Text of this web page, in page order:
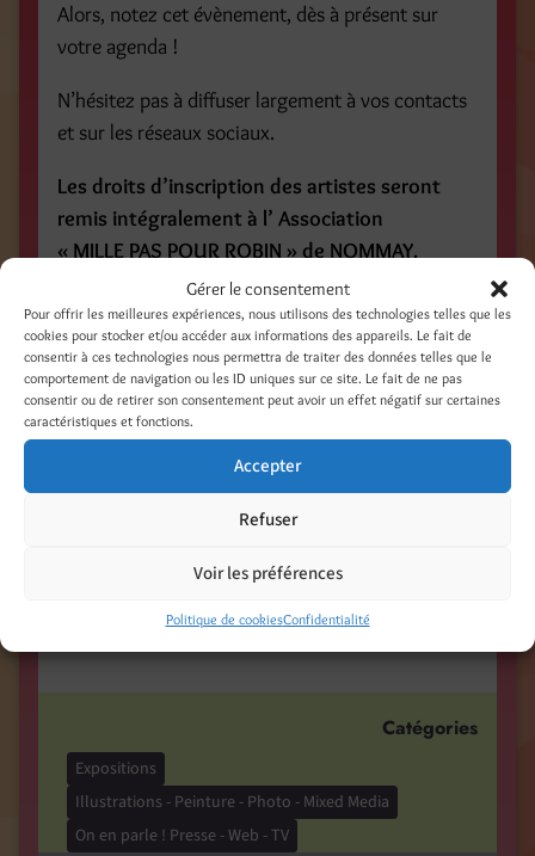
Gérer le consentement
Pour offrir les meilleures expériences, nous utilisons des technologies telles que les
cookies pour stocker et/ou accéder aux informations des appareils. Le fait de
consentir à ces technologies nous permettra de traiter des données telles que le
comportement de navigation ou les ID uniques sur ce site. Le fait de ne pas
consentir ou de retirer son consentement peut avoir un effet négatif sur certaines
caractéristiques et fonctions.
Accepter
Refuser
Voir les préférences
Politique de cookiesConfidentialité
Alors, notez cet évènement, dès à présent sur
votre agenda !
N’hésitez pas à diffuser largement à vos contacts
et sur les réseaux sociaux.
Les droits d’inscription des artistes seront
remis intégralement à l’ Association
« MILLE PAS POUR ROBIN » de NOMMAY.
et une TIRELIRE sera à votre disposition pour
apporter de l’aide à ROBIN et SES PARENTS.
Un grand MERCI à TOUS.
Threads
Pinterest
Nextdoor
Catégories
Expositions
Illustrations - Peinture - Photo - Mixed Media
On en parle ! Presse - Web - TV